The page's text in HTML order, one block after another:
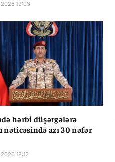
19:03
hərbi düşərgələrə
nəticəsində azı 30 nəfər
18:12